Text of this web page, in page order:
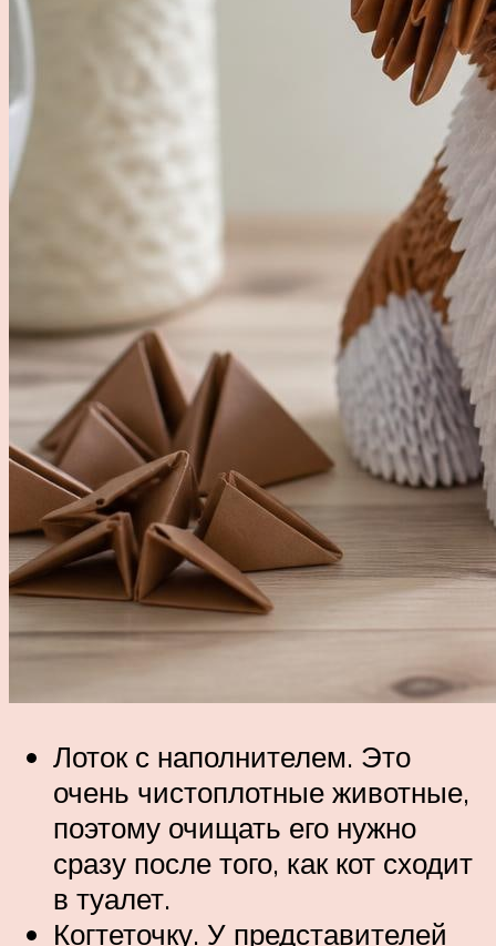
Лоток с наполнителем. Это
очень чистоплотные животные,
поэтому очищать его нужно
сразу после того, как кот сходит
в туалет.
Когтеточку. У представителей